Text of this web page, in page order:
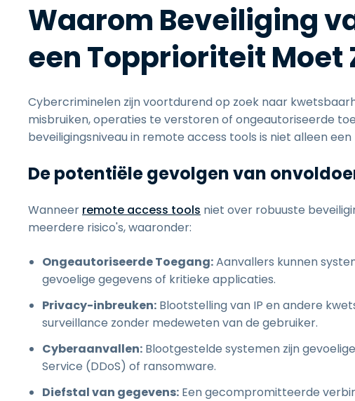
Waarom Beveiliging
een Topprioriteit Moet
Cybercriminelen zijn voortdurend op zoek naar
misbruiken, operaties te verstoren of ongeautoriseerde
beveiligingsniveau in remote access tools is niet alleen
De potentiële gevolgen van
Wanneer remote access tools niet over robuuste
meerdere risico's, waaronder:
Ongeautoriseerde Toegang:Aanvallers kunnen
gevoelige gegevens of kritieke applicaties.
Privacy-inbreuken: Blootstelling van IP en andere
surveillance zonder medeweten van de gebruiker.
Cyberaanvallen: Blootgestelde systemen zijn
Service (DDoS) of ransomware.
Diefstal van gegevens: Een gecompromitteerde